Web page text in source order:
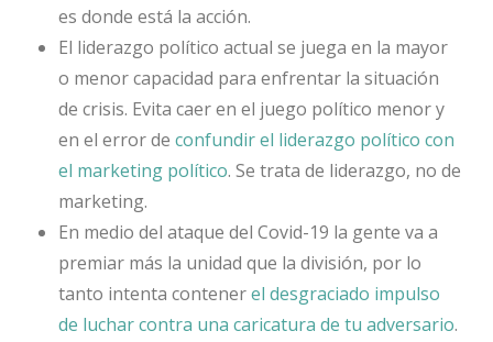
es donde está la acción.
El liderazgo político actual se juega en la mayor
o menor capacidad para enfrentar la situación
de crisis. Evita caer en el juego político menor y
en el error deconfundir el liderazgo político con
el marketing político. Se trata de liderazgo, no de
marketing.
En medio del ataque del Covid-19 la gente va a
premiar más la unidad que la división, por lo
tanto intenta contenerel desgraciado impulso
de luchar contra una caricatura de tu adversario.